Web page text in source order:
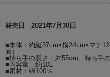
発売日 2021年7月30日
■本体：約縦37cm×横24cm×マチ
面）
■持ち手の長さ：約55cm、持ち手
■内容量：約10L
■素材：綿100％